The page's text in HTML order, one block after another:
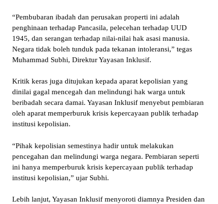
“Pembubaran ibadah dan perusakan properti ini adalah
penghinaan terhadap Pancasila, pelecehan terhadap UUD
1945, dan serangan terhadap nilai-nilai hak asasi manusia.
Negara tidak boleh tunduk pada tekanan intoleransi,” tegas
Muhammad Subhi, Direktur Yayasan Inklusif.
Kritik keras juga ditujukan kepada aparat kepolisian yang
dinilai gagal mencegah dan melindungi hak warga untuk
beribadah secara damai. Yayasan Inklusif menyebut pembiaran
oleh aparat memperburuk krisis kepercayaan publik terhadap
institusi kepolisian.
“Pihak kepolisian semestinya hadir untuk melakukan
pencegahan dan melindungi warga negara. Pembiaran seperti
ini hanya memperburuk krisis kepercayaan publik terhadap
institusi kepolisian,” ujar Subhi.
Lebih lanjut, Yayasan Inklusif menyoroti diamnya Presiden dan